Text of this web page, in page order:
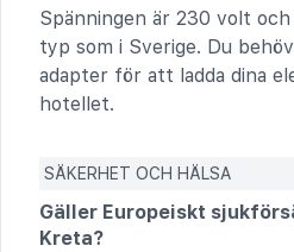
Spänningen är 230 volt
typ som i Sverige. Du
adapter för att ladda dina
hotellet.
SÄKERHET OCH HÄLSA
Gäller Europeiskt
Kreta?